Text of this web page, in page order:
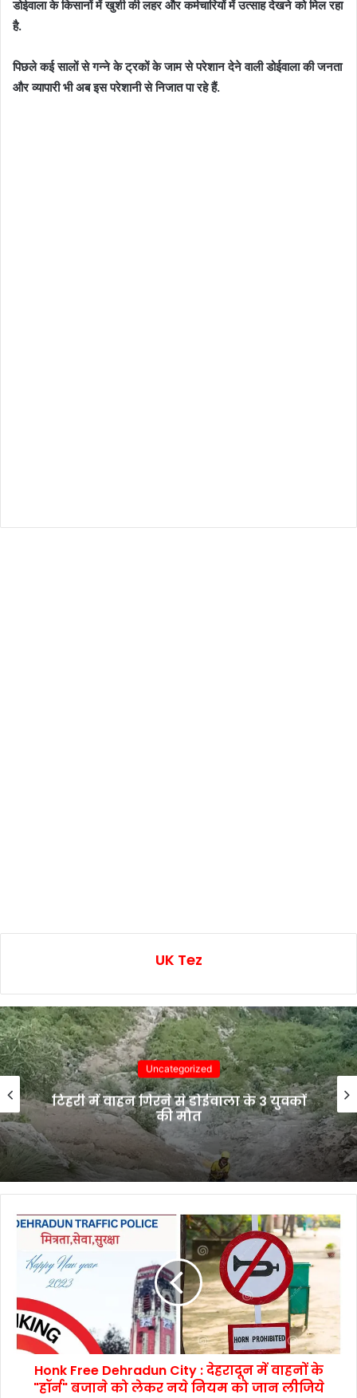
डोईवाला के किसानों में खुशी की लहर और कर्मचारियों में उत्साह देखने को मिल रहा
है.
पिछले कई सालों से गन्ने के ट्रकों के जाम से परेशान देने वाली डोईवाला की जनता
और व्यापारी भी अब इस परेशानी से निजात पा रहे हैं.
UK Tez
Uncategorized
टिहरी में वाहन गिरने से डोईवाला के 3 युवकों
की मौत
Honk Free Dehradun City : देहरादून में वाहनों के
"हॉर्न" बजाने को लेकर नये नियम को जान लीजिये